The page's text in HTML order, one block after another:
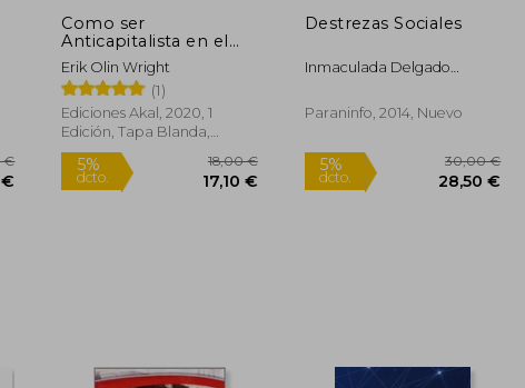
Como ser
Anticapitalista en el
Siglo xxi
Erik Olin Wright
(1)
Ediciones Akal, 2020, 1
Edición, Tapa Blanda,
Nuevo
Rápido
Destrezas Sociales
Inmaculada Delgado
Paraninfo, 2014, Nuevo